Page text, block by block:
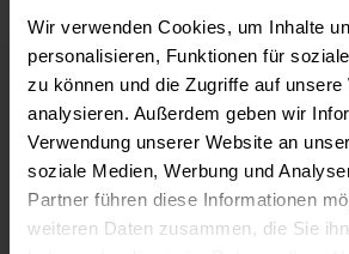
Wir verwenden Cookies, um Inhalte
personalisieren, Funktionen für
zu können und die Zugriffe auf unsere
analysieren. Außerdem geben wir
Verwendung unserer Website an
soziale Medien, Werbung und
Partner führen diese Informationen
weiteren Daten zusammen, die Sie
VERMIETER MUSS
ELEKTROLEITUNGEN
CHECKEN
Vermieter sind nicht verpflichtet, die
Elektroleitungen in den Wohnungen